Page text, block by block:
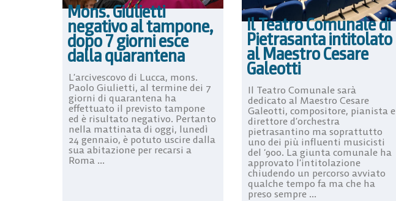
Mons. Giulietti
negativo al tampone,
dopo 7 giorni esce
dalla quarantena
L’arcivescovo di Lucca, mons.
Paolo Giulietti, al termine dei 7
giorni di quarantena ha
effettuato il previsto tampone
ed è risultato negativo. Pertanto
nella mattinata di oggi, lunedì
24 gennaio, è potuto uscire dalla
sua abitazione per recarsi a
Roma ...
Il Teatro Comunale di
Pietrasanta intitolato
al Maestro Cesare
Galeotti
Il Teatro Comunale sarà
dedicato al Maestro Cesare
Galeotti, compositore, pianista e
direttore d’orchestra
pietrasantino ma soprattutto
uno dei più influenti musicisti
del ‘900. La giunta comunale ha
approvato l’intitolazione
chiudendo un percorso avviato
qualche tempo fa ma che ha
preso sempre ...